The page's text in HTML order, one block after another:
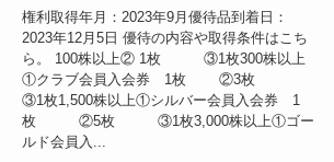
権利取得年月：2023年9月優待品到着日：
2023年12月5日 優待の内容や取得条件はこち
ら。 100株以上② 1枚 ③1枚300株以上
①クラブ会員入会券 1枚 ②3枚
③1枚1,500株以上①シルバー会員入会券 1
枚 ②5枚 ③1枚3,000株以上①ゴー
ルド会員入...